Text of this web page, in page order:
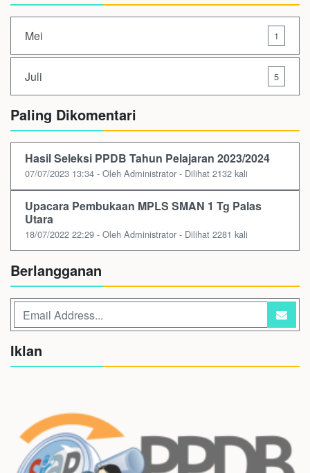
Mei 1
Juli 5
Paling Dikomentari
Hasil Seleksi PPDB Tahun Pelajaran 2023/2024
07/07/2023 13:34 - Oleh Administrator - Dilihat 2132 kali
Upacara Pembukaan MPLS SMAN 1 Tg Palas
Utara
18/07/2022 22:29 - Oleh Administrator - Dilihat 2281 kali
Berlangganan
Iklan